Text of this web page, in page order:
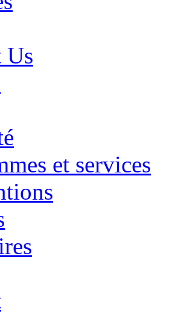
Us
et services